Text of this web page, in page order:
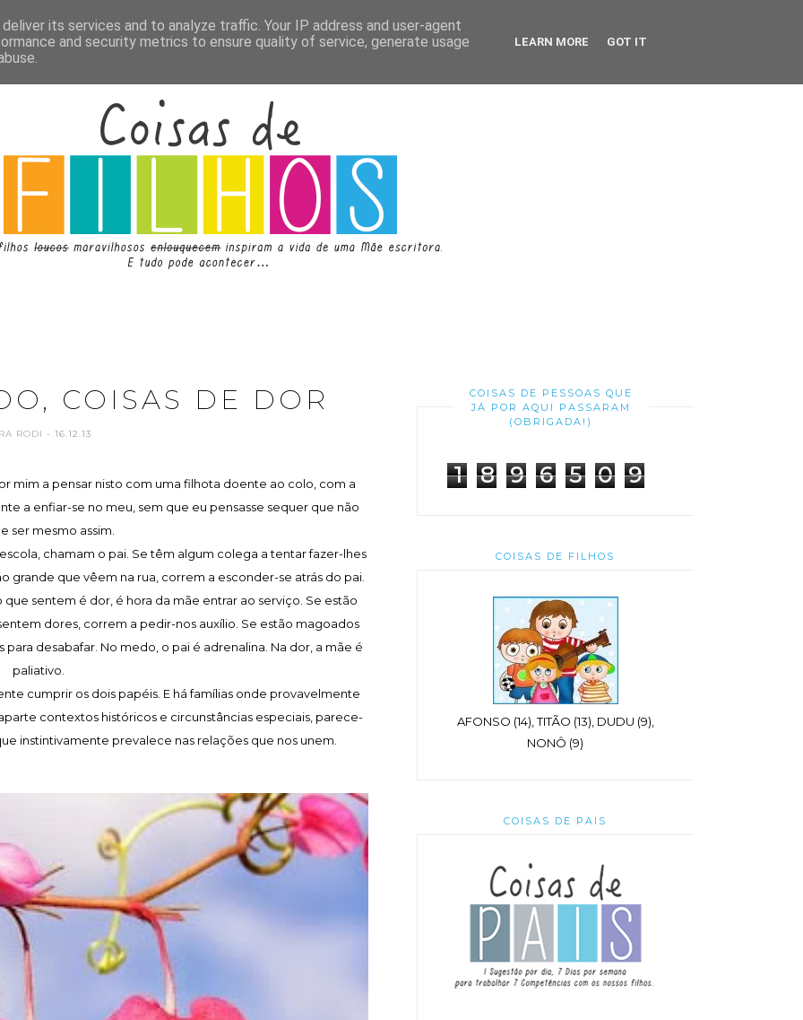
COISAS DE DOR
RODI - 16.12.13
mim a pensar nisto com uma filhota doente ao colo, com a
a enfiar-se no meu, sem que eu pensasse sequer que não
ser mesmo assim.
chamam o pai. Se têm algum colega a tentar fazer-lhes
grande que vêem na rua, correm a esconder-se atrás do pai.
sentem é dor, é hora da mãe entrar ao serviço. Se estão
dores, correm a pedir-nos auxílio. Se estão magoados
desabafar. No medo, o pai é adrenalina. Na dor, a mãe é
paliativo.
cumprir os dois papéis. E há famílias onde provavelmente
contextos históricos e circunstâncias especiais, parece-
instintivamente prevalece nas relações que nos unem.
COISAS DE PESSOAS QUE
JÁ POR AQUI PASSARAM
(OBRIGADA!)
1 8 9 6 5 0 9
COISAS DE FILHOS
AFONSO (14), TITÃO (13), DUDU (9),
NONÔ (9)
COISAS DE PAIS
its services and to analyze traffic. Your IP address and user-agent
and security metrics to ensure quality of service, generate usage
LEARN MORE GOT IT